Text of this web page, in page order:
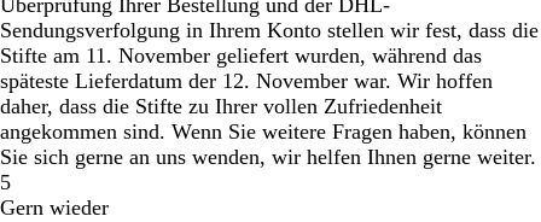
Überprüfung Ihrer Bestellung und der DHL-
Sendungsverfolgung in Ihrem Konto stellen wir fest, dass die
Stifte am 11. November geliefert wurden, während das
späteste Lieferdatum der 12. November war. Wir hoffen
daher, dass die Stifte zu Ihrer vollen Zufriedenheit
angekommen sind. Wenn Sie weitere Fragen haben, können
Sie sich gerne an uns wenden, wir helfen Ihnen gerne weiter.
5
Gern wieder